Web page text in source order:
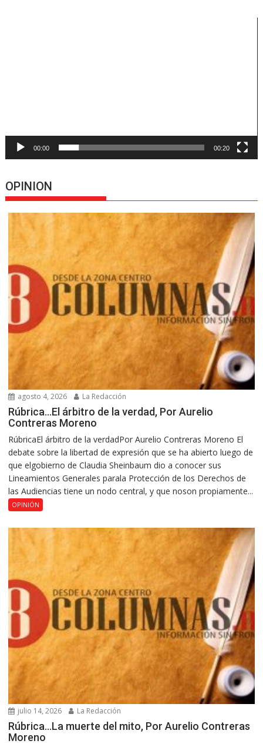
00:00 00:20
OPINION
agosto 4, 2026 La Redacción
Rúbrica…El árbitro de la verdad, Por Aurelio
Contreras Moreno
RúbricaEl árbitro de la verdadPor Aurelio Contreras Moreno El
debate sobre la libertad de expresión que se ha abierto luego de
que elgobierno de Claudia Sheinbaum dio a conocer sus
Lineamientos Generales parala Protección de los Derechos de
las Audiencias tiene un nodo central, y que noson propiamente...
OPINIÓN
julio 14, 2026 La Redacción
Rúbrica…La muerte del mito, Por Aurelio Contreras
Moreno